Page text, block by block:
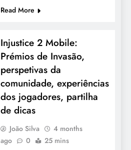
Read More
Injustice 2 Mobile:
Prémios de Invasão,
perspetivas da
comunidade, experiências
dos jogadores, partilha
de dicas
João Silva
4 months
ago
0 25 mins